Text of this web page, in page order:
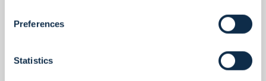
Preferences
Statistics
firma a la que se unió en 2013. Antes de Harvest,
de servicios empresariales. Previamente, fue